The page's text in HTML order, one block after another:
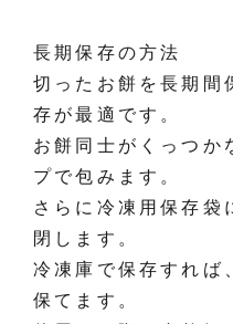
長期保存の方法
切ったお餅を長期間
存が最適です。
お餅同士がくっつか
プで包みます。
さらに冷凍用保存袋
閉します。
冷凍庫で保存すれば
保てます。